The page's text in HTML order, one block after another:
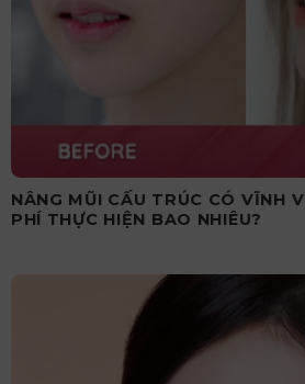
NÂNG MŨI CẤU TRÚC CÓ VĨNH
PHÍ THỰC HIỆN BAO NHIÊU?